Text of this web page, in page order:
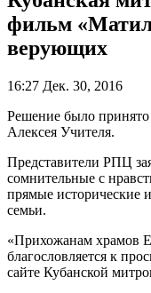
фильм
верующих
16:27 Дек. 30, 2016
Решение было
Алексея Учителя.
Представители РПЦ
сомнительные с
прямые исторические
семьи.
«Прихожанам храмов
благословляется к
сайте Кубанской